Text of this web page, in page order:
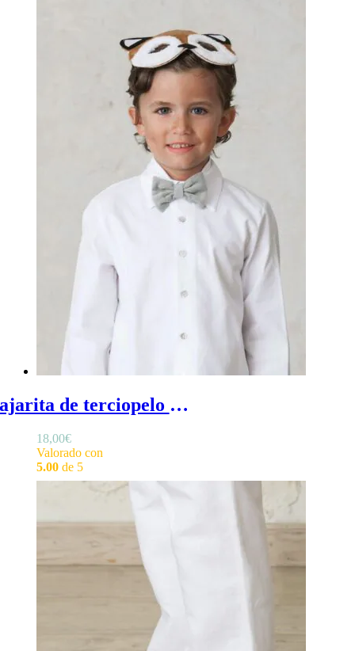
Pajarita de terciopelo - Pajarita niño en terciopelo con collarín elástico ajustable
18,00€
Valorado con
5.00 de 5